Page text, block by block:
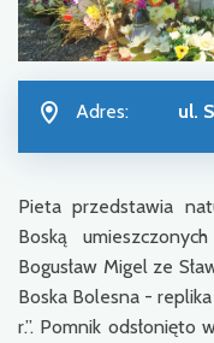
Adres: ul.
Pieta przedstawia
Boską
Bogusław Migel ze
Boska Bolesna -
r.”. Pomnik